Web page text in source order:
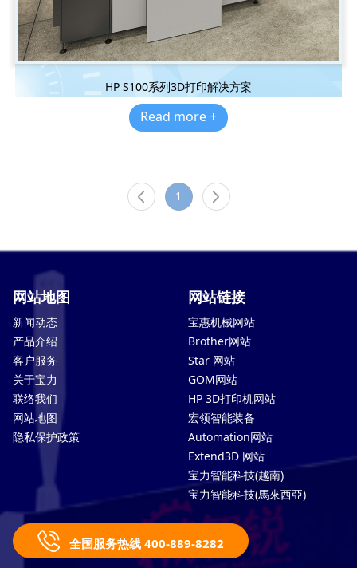
HP S100系列3D打印解决方案
Read more +
1
网站地图
新闻动态
产品介绍
客户服务
关于宝力
联络我们
网站地图
隐私保护政策
网站链接
宝惠机械网站
Brother网站
Star 网站
GOM网站
HP 3D打印机网站
宏领智能装备
Automation网站
Extend3D 网站
宝力智能科技(越南)
宝力智能科技(馬來西亞)
全国服务热线 400-889-8282